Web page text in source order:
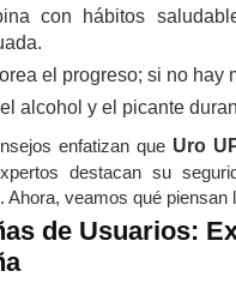
con hábitos
el progreso; si no hay
alcohol y el picante
enfatizan que Uro
destacan su
Ahora, veamos qué
de Usuarios: